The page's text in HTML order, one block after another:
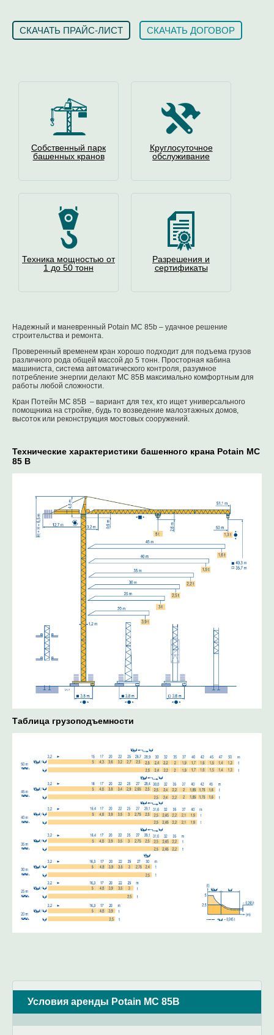
СКАЧАТЬ ПРАЙС-ЛИСТ СКАЧАТЬ ДОГОВОР
Собственный парк
башенных кранов
Круглосуточное
обслуживание
Техника мощностью от
1 до 50 тонн
Разрешения и
сертификаты
Надежный и маневренный Potain MC 85b – удачное решение
строительства и ремонта.
Проверенный временем кран хорошо подходит для подъема грузов
различного рода общей массой до 5 тонн. Просторная кабина
машиниста, система автоматического контроля, разумное
потребление энергии делают MC 85B максимально комфортным для
работы любой сложности.
Кран Потейн MC 85B – вариант для тех, кто ищет универсального
помощника на стройке, будь то возведение малоэтажных домов,
высоток или реконструкция мостовых сооружений.
Технические характеристики башенного крана Potain MC
85 B
Таблица грузоподъемности
Условия аренды Potain MC 85B